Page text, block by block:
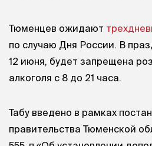
Тюменцев ожидают
по случаю Дня России. В
12 июня, будет запрещена
алкоголя с 8 до 21 часа.
Табу введено в рамках
правительства Тюменской